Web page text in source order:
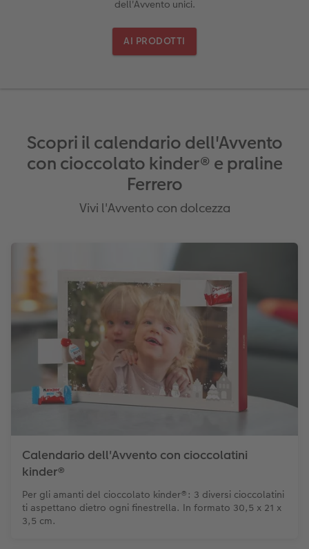
Plexiglas
Alluminio Dibond
Foto su legno
Mosaico
Come ordinare
Cover
Art prints
Cartoline spedizione diretta
dell'Avvento unici.
AI PRODOTTI
Scopri il calendario dell'Avvento
con cioccolato kinder® e praline
Ferrero
Vivi l'Avvento con dolcezza
Calendario dell'Avvento con cioccolatini
kinder®
Per gli amanti del cioccolato kinder®: 3 diversi cioccolatini
ti aspettano dietro ogni finestrella. In formato 30,5 x 21 x
3,5 cm.